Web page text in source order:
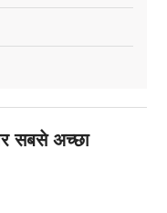
सबसे अच्छा